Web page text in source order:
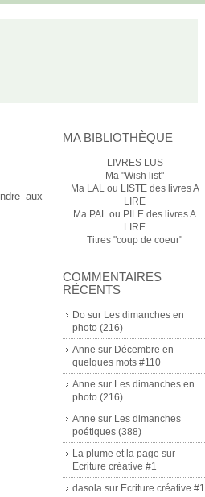
MA BIBLIOTHÈQUE
LIVRES LUS
Ma "Wish list"
Ma LAL ou LISTE des livres A
LIRE
Ma PAL ou PILE des livres A
LIRE
Titres "coup de coeur"
COMMENTAIRES
RÉCENTS
Do sur Les dimanches en
photo (216)
Anne sur Décembre en
quelques mots #110
Anne sur Les dimanches en
photo (216)
Anne sur Les dimanches
poétiques (388)
La plume et la page sur
Ecriture créative #1
dasola sur Ecriture créative #1
aux